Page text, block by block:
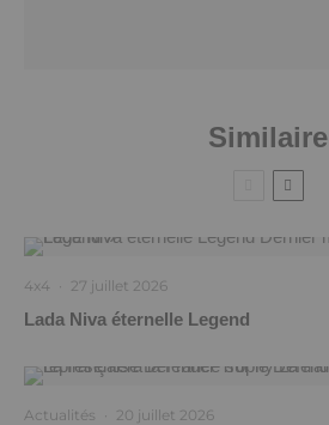
Similaire
4x4 · 27 juillet 2026
Lada Niva éternelle Legend
Actualités · 20 juillet 2026